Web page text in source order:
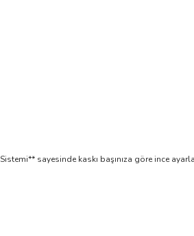
sayesinde kaskı başınıza göre ince